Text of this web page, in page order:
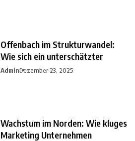
Offenbach im Strukturwandel:
Wie sich ein unterschätzter
AdminDezember 23, 2025
Wachstum im Norden: Wie kluges
Marketing Unternehmen